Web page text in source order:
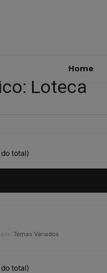
Home
Loteca
total)
em: Temas Variados
total)